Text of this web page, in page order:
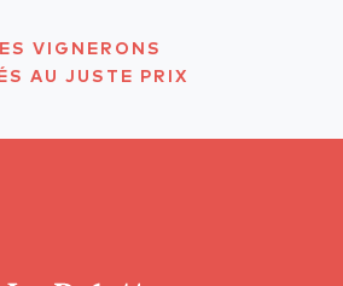
VIGNERONS
AU JUSTE PRIX